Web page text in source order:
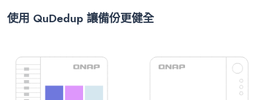
使用 QuDedup 讓備份更健全